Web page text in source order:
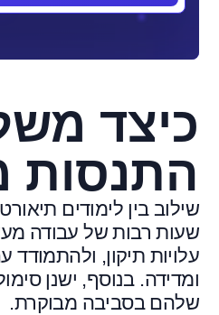
כיצד
שילוב בין לימודים
שעות רבות של עבודה
עלויות תיקון,
ומדידה. בנוסף, ישנן
שלהם בסביבה מבוקרת.